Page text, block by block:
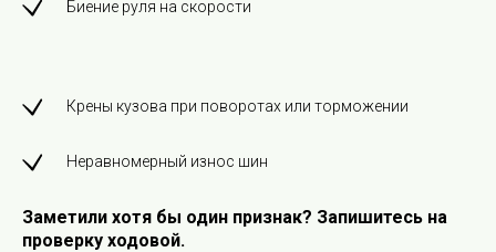
Биение руля на скорости
Крены кузова при поворотах или торможении
Неравномерный износ шин
Заметили хотя бы один признак? Запишитесь на
проверку ходовой.